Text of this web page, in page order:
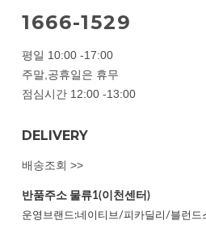
1666-1529
평일 10:00 -17:00
주말,공휴일은 휴무
점심시간 12:00 -13:00
DELIVERY
배송조회 >>
반품주소 물류1(이천센터)
운영브랜드:네이티브/피카딜리/블런